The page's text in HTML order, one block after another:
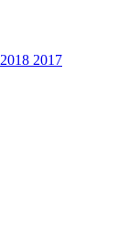
2018 2017